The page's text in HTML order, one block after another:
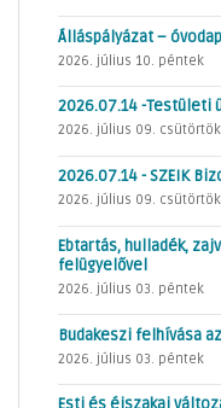
Álláspályázat –
2026. július 10. péntek
2026.07.14 -Testületi
2026. július 09. csütörtök
2026.07.14 - SZEIK
2026. július 09. csütörtök
Ebtartás, hulladék,
felügyelővel
2026. július 03. péntek
Budakeszi felhívása
2026. július 03. péntek